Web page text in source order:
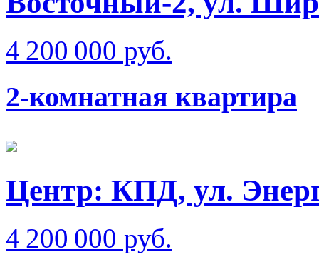
4 200 000 руб.
2-комнатная квартира
Центр: КПД, ул.
4 200 000 руб.